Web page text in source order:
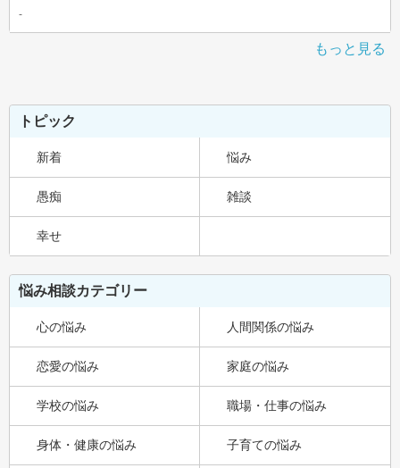
-
もっと見る
トピック
新着 悩み
愚痴 雑談
幸せ
悩み相談カテゴリー
心の悩み 人間関係の悩み
恋愛の悩み 家庭の悩み
学校の悩み 職場・仕事の悩み
身体・健康の悩み 子育ての悩み